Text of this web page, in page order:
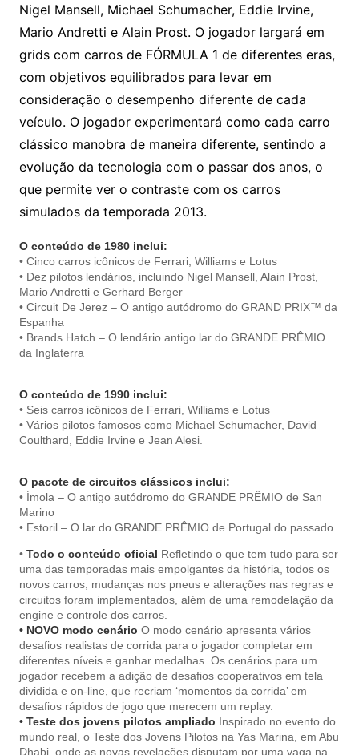
Nigel Mansell, Michael Schumacher, Eddie Irvine,
Mario Andretti e Alain Prost. O jogador largará em
grids com carros de FÓRMULA 1 de diferentes eras,
com objetivos equilibrados para levar em
consideração o desempenho diferente de cada
veículo. O jogador experimentará como cada carro
clássico manobra de maneira diferente, sentindo a
evolução da tecnologia com o passar dos anos, o
que permite ver o contraste com os carros
simulados da temporada 2013.
O conteúdo de 1980 inclui:
• Cinco carros icônicos de Ferrari, Williams e Lotus
• Dez pilotos lendários, incluindo Nigel Mansell, Alain Prost,
Mario Andretti e Gerhard Berger
• Circuit De Jerez – O antigo autódromo do GRAND PRIX™ da
Espanha
• Brands Hatch – O lendário antigo lar do GRANDE PRÊMIO
da Inglaterra
O conteúdo de 1990 inclui:
• Seis carros icônicos de Ferrari, Williams e Lotus
• Vários pilotos famosos como Michael Schumacher, David
Coulthard, Eddie Irvine e Jean Alesi.
O pacote de circuitos clássicos inclui:
• Ímola – O antigo autódromo do GRANDE PRÊMIO de San
Marino
• Estoril – O lar do GRANDE PRÊMIO de Portugal do passado
•Todo o conteúdo oficial Refletindo o que tem tudo para ser
uma das temporadas mais empolgantes da história, todos os
novos carros, mudanças nos pneus e alterações nas regras e
circuitos foram implementados, além de uma remodelação da
engine e controle dos carros.
• NOVO modo cenário O modo cenário apresenta vários
desafios realistas de corrida para o jogador completar em
diferentes níveis e ganhar medalhas. Os cenários para um
jogador recebem a adição de desafios cooperativos em tela
dividida e on-line, que recriam ‘momentos da corrida’ em
desafios rápidos de jogo que merecem um replay.
• Teste dos jovens pilotos ampliado Inspirado no evento do
mundo real, o Teste dos Jovens Pilotos na Yas Marina, em Abu
Dhabi, onde as novas revelações disputam por uma vaga na